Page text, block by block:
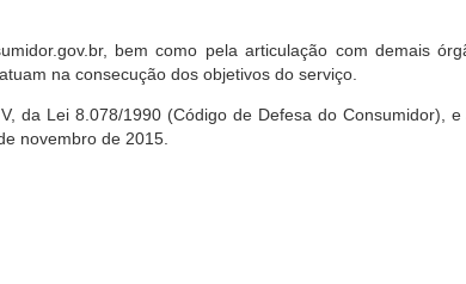
bem como pela articulação com demais
na consecução dos objetivos do serviço.
da Lei 8.078/1990 (Código de Defesa do Consumidor),
novembro de 2015.